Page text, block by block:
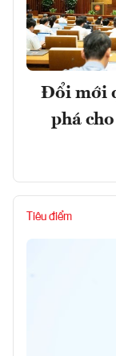
Đổi mới
phá
Tiêu điểm